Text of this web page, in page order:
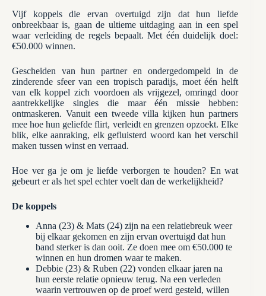
Vijf koppels die ervan overtuigd zijn dat hun liefde
onbreekbaar is, gaan de ultieme uitdaging aan in een spel
waar verleiding de regels bepaalt. Met één duidelijk doel:
€50.000 winnen.
Gescheiden van hun partner en ondergedompeld in de
zinderende sfeer van een tropisch paradijs, moet één helft
van elk koppel zich voordoen als vrijgezel, omringd door
aantrekkelijke singles die maar één missie hebben:
ontmaskeren. Vanuit een tweede villa kijken hun partners
mee hoe hun geliefde flirt, verleidt en grenzen opzoekt. Elke
blik, elke aanraking, elk gefluisterd woord kan het verschil
maken tussen winst en verraad.
Hoe ver ga je om je liefde verborgen te houden? En wat
gebeurt er als het spel echter voelt dan de werkelijkheid?
De koppels
Anna (23) & Mats (24) zijn na een relatiebreuk weer
bij elkaar gekomen en zijn ervan overtuigd dat hun
band sterker is dan ooit. Ze doen mee om €50.000 te
winnen en hun dromen waar te maken.
Debbie (23) & Ruben (22) vonden elkaar jaren na
hun eerste relatie opnieuw terug. Na een verleden
waarin vertrouwen op de proef werd gesteld, willen